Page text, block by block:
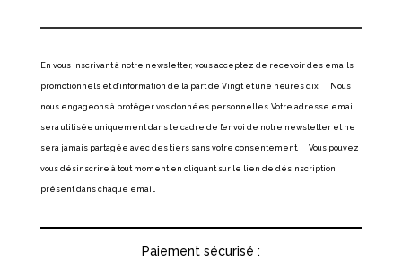
En vous inscrivant à notre newsletter, vous acceptez de recevoir des emails
promotionnels et d’information de la part de Vingt et une heures dix. Nous
nous engageons à protéger vos données personnelles. Votre adresse email
sera utilisée uniquement dans le cadre de l’envoi de notre newsletter et ne
sera jamais partagée avec des tiers sans votre consentement. Vous pouvez
vous désinscrire à tout moment en cliquant sur le lien de désinscription
présent dans chaque email.
Paiement sécurisé :